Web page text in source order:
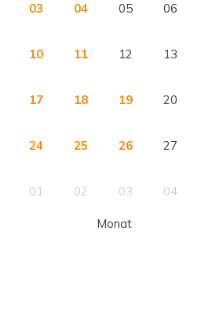
03 04 05 06
10 11 12 13
17 18 19 20
24 25 26 27
01 02 03 04
Monat